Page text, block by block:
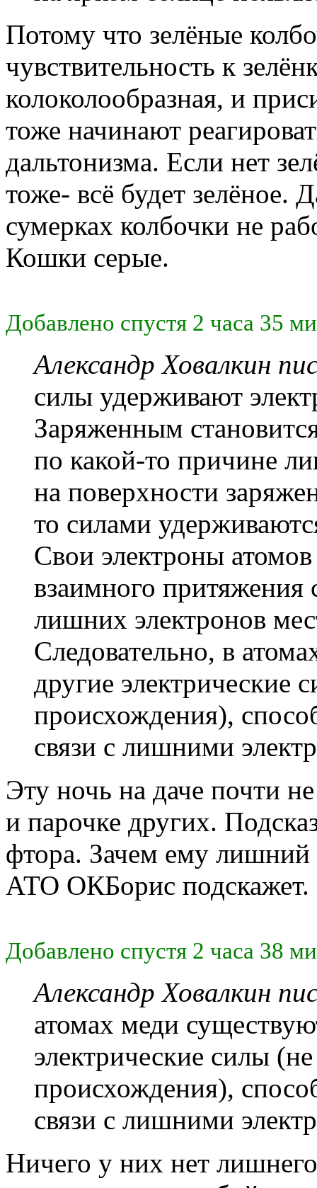
Потому что зелёные
чувствительность к
колоколообразная, и
тоже начинают
дальтонизма. Если нет
тоже- всё будет зелёное.
сумерках колбочки не
Кошки серые.
Добавлено спустя 2 часа 35
Александр Ховалкин
силы удерживают
Заряженным
по какой-то причине
на поверхности
то силами
Свои электроны
взаимного
лишних электронов
Следовательно, в
другие электрические
происхождения),
связи с лишними
Эту ночь на даче почти
и парочке других.
фтора. Зачем ему
АТО ОКБорис подскажет.
Добавлено спустя 2 часа 38
Александр Ховалкин
атомах меди
электрические силы
происхождения),
связи с лишними
Ничего у них нет